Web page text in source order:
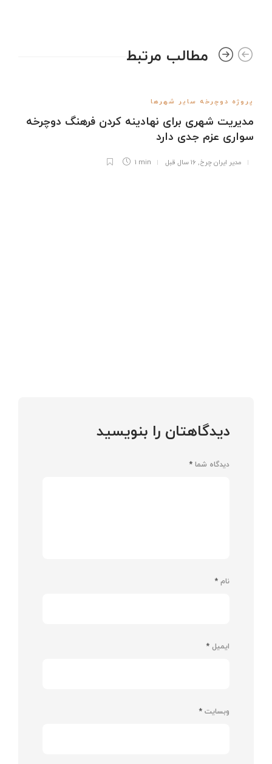
مطالب مرتبط
پروژه دوچرخه سایر شهرها
مدیریت شهری برای نهادینه کردن فرهنگ دوچرخه
سواری عزم جدی دارد
مدیر ایران چرخ, ۱۶ سال قبل 1 min
دیدگاهتان را بنویسید
دیدگاه شما *
نام *
ایمیل *
وبسایت *